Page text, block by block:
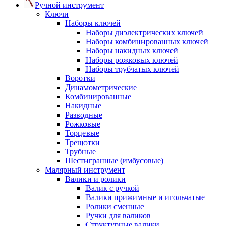
Ручной инструмент
Ключи
Наборы ключей
Наборы диэлектрических ключей
Наборы комбинированных ключей
Наборы накидных ключей
Наборы рожковых ключей
Наборы трубчатых ключей
Воротки
Динамометрические
Комбинированные
Накидные
Разводные
Рожковые
Торцевые
Трещотки
Трубные
Шестигранные (имбусовые)
Малярный инструмент
Валики и ролики
Валик с ручкой
Валики прижимные и игольчатые
Ролики сменные
Ручки для валиков